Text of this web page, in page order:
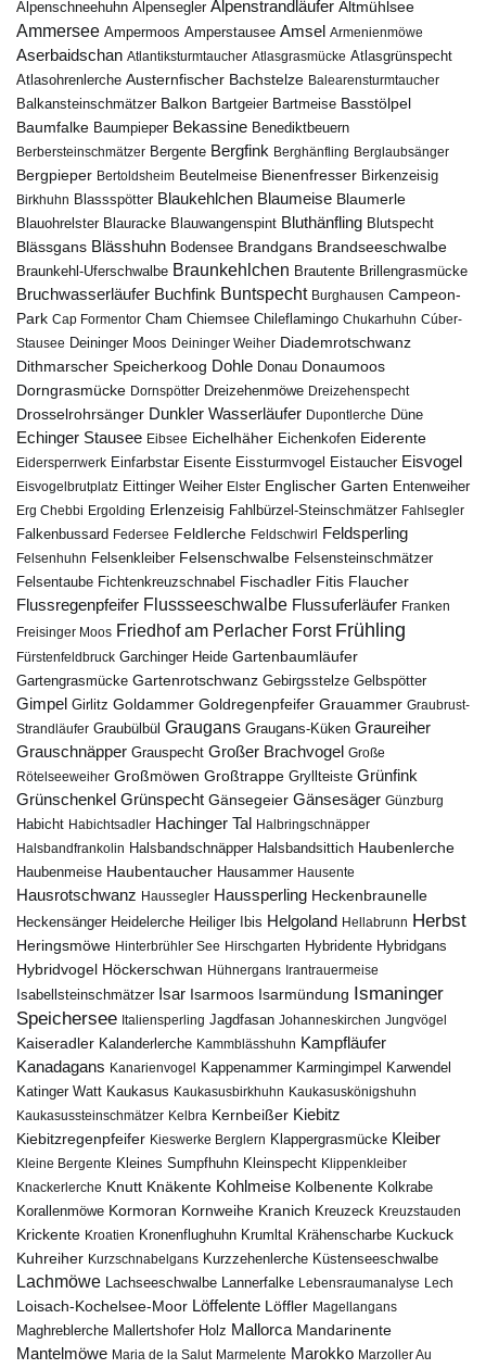
Alpenschneehuhn Alpensegler Alpenstrandläufer Altmühlsee
Ammersee Ampermoos Amperstausee Amsel Armenienmöwe
Aserbaidschan Atlantiksturmtaucher Atlasgrasmücke Atlasgrünspecht
Atlasohrenlerche Austernfischer Bachstelze Balearensturmtaucher
Balkansteinschmätzer Balkon Bartgeier Bartmeise Basstölpel
Baumfalke Baumpieper Bekassine Benediktbeuern
Berbersteinschmätzer Bergente Bergfink Berghänfling Berglaubsänger
Bergpieper Bertoldsheim Beutelmeise Bienenfresser Birkenzeisig
Birkhuhn Blassspötter Blaukehlchen Blaumeise Blaumerle
Blauohrelster Blauracke Blauwangenspint Bluthänfling Blutspecht
Blässgans Blässhuhn Bodensee Brandgans Brandseeschwalbe
Braunkehl-Uferschwalbe Braunkehlchen Brautente Brillengrasmücke
Bruchwasserläufer Buchfink Buntspecht Burghausen Campeon-
Park Cap Formentor Cham Chiemsee Chileflamingo Chukarhuhn Cúber-
Stausee Deininger Moos Deininger Weiher Diademrotschwanz
Dithmarscher Speicherkoog Dohle Donau Donaumoos
Dorngrasmücke Dornspötter Dreizehenmöwe Dreizehenspecht
Drosselrohrsänger Dunkler Wasserläufer Dupontlerche Düne
Echinger Stausee Eibsee Eichelhäher Eichenkofen Eiderente
Eidersperrwerk Einfarbstar Eisente Eissturmvogel Eistaucher Eisvogel
Eisvogelbrutplatz Eittinger Weiher Elster Englischer Garten Entenweiher
Erg Chebbi Ergolding Erlenzeisig Fahlbürzel-Steinschmätzer Fahlsegler
Falkenbussard Federsee Feldlerche Feldschwirl Feldsperling
Felsenhuhn Felsenkleiber Felsenschwalbe Felsensteinschmätzer
Felsentaube Fichtenkreuzschnabel Fischadler Fitis Flaucher
Flussregenpfeifer Flussseeschwalbe Flussuferläufer Franken
Freisinger Moos Friedhof am Perlacher Forst Frühling
Fürstenfeldbruck Garchinger Heide Gartenbaumläufer
Gartengrasmücke Gartenrotschwanz Gebirgsstelze Gelbspötter
Gimpel Girlitz Goldammer Goldregenpfeifer Grauammer Graubrust-
Strandläufer Graubülbül Graugans Graugans-Küken Graureiher
Grauschnäpper Grauspecht Großer Brachvogel Große
Rötelseeweiher Großmöwen Großtrappe Gryllteiste Grünfink
Grünschenkel Grünspecht Gänsegeier Gänsesäger Günzburg
Habicht Habichtsadler Hachinger Tal Halbringschnäpper
Halsbandfrankolin Halsbandschnäpper Halsbandsittich Haubenlerche
Haubenmeise Haubentaucher Hausammer Hausente
Hausrotschwanz Haussegler Haussperling Heckenbraunelle
Heckensänger Heidelerche Heiliger Ibis Helgoland Hellabrunn Herbst
Heringsmöwe Hinterbrühler See Hirschgarten Hybridente Hybridgans
Hybridvogel Höckerschwan Hühnergans Irantrauermeise
Isabellsteinschmätzer Isar Isarmoos Isarmündung Ismaninger
Speichersee Italiensperling Jagdfasan Johanneskirchen Jungvögel
Kaiseradler Kalanderlerche Kammblässhuhn Kampfläufer
Kanadagans Kanarienvogel Kappenammer Karmingimpel Karwendel
Katinger Watt Kaukasus Kaukasusbirkhuhn Kaukasuskönigshuhn
Kaukasussteinschmätzer Kelbra Kernbeißer Kiebitz
Kiebitzregenpfeifer Kieswerke Berglern Klappergrasmücke Kleiber
Kleine Bergente Kleines Sumpfhuhn Kleinspecht Klippenkleiber
Knackerlerche Knutt Knäkente Kohlmeise Kolbenente Kolkrabe
Korallenmöwe Kormoran Kornweihe Kranich Kreuzeck Kreuzstauden
Krickente Kroatien Kronenflughuhn Krumltal Krähenscharbe Kuckuck
Kuhreiher Kurzschnabelgans Kurzzehenlerche Küstenseeschwalbe
Lachmöwe Lachseeschwalbe Lannerfalke Lebensraumanalyse Lech
Loisach-Kochelsee-Moor Löffelente Löffler Magellangans
Maghreblerche Mallertshofer Holz Mallorca Mandarinente
Mantelmöwe Maria de la Salut Marmelente Marokko Marzoller Au